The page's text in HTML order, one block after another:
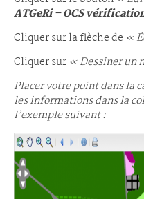
ATGeRi – OCS
Cliquer sur la flèche de «
Cliquer sur « Dessiner un
Placer votre point dans la
les informations dans la
l’exemple suivant :